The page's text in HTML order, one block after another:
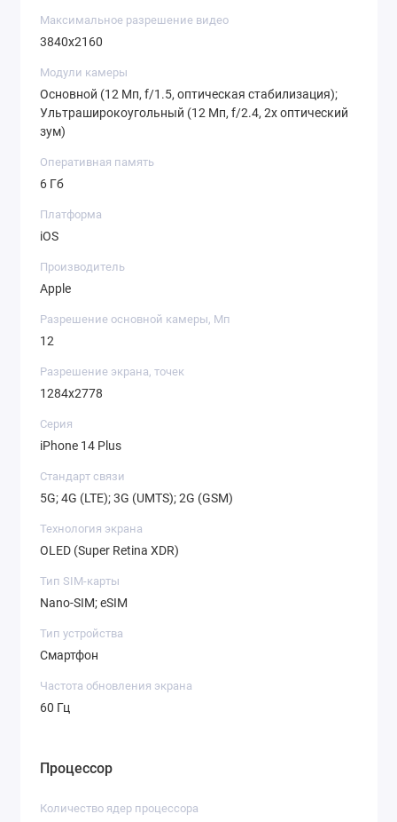
Максимальное разрешение видео
3840x2160
Модули камеры
Основной (12 Мп, f/1.5, оптическая стабилизация);
Ультраширокоугольный (12 Мп, f/2.4, 2x оптический
зум)
Оперативная память
6 Гб
Платформа
iOS
Производитель
Apple
Разрешение основной камеры, Мп
12
Разрешение экрана, точек
1284x2778
Серия
iPhone 14 Plus
Стандарт связи
5G; 4G (LTE); 3G (UMTS); 2G (GSM)
Технология экрана
OLED (Super Retina XDR)
Тип SIM-карты
Nano-SIM; eSIM
Тип устройства
Смартфон
Частота обновления экрана
60 Гц
Процессор
Количество ядер процессора